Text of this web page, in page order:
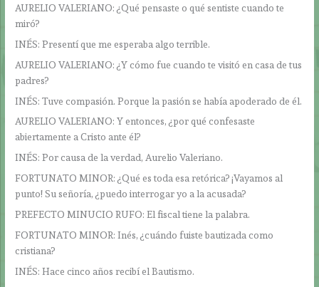
AURELIO VALERIANO: ¿Qué pensaste o qué sentiste cuando te
miró?
INÉS: Presentí que me esperaba algo terrible.
AURELIO VALERIANO: ¿Y cómo fue cuando te visitó en casa de tus
padres?
INÉS: Tuve compasión. Porque la pasión se había apoderado de él.
AURELIO VALERIANO: Y entonces, ¿por qué confesaste
abiertamente a Cristo ante él?
INÉS: Por causa de la verdad, Aurelio Valeriano.
FORTUNATO MINOR: ¿Qué es toda esa retórica? ¡Vayamos al
punto! Su señoría, ¿puedo interrogar yo a la acusada?
PREFECTO MINUCIO RUFO: El fiscal tiene la palabra.
FORTUNATO MINOR: Inés, ¿cuándo fuiste bautizada como
cristiana?
INÉS: Hace cinco años recibí el Bautismo.